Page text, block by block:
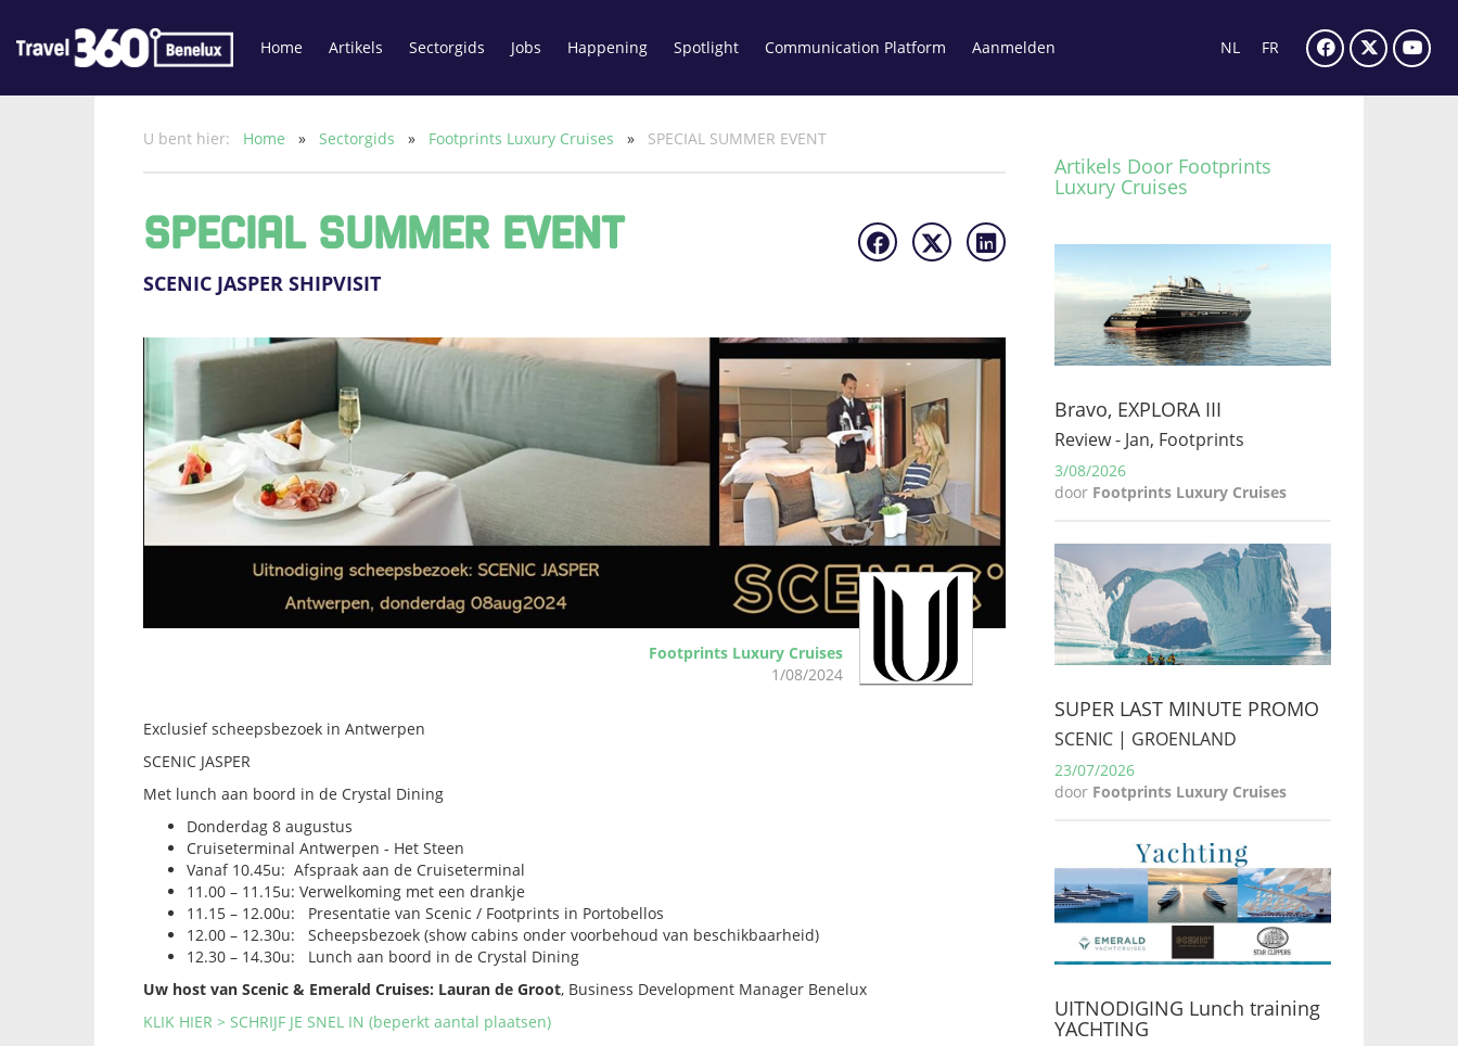
Home Artikels Sectorgids Jobs Happening Spotlight Communication Platform Aanmelden NL FR
U bent hier: Home » Sectorgids » Footprints Luxury Cruises » SPECIAL SUMMER EVENT
SPECIAL SUMMER EVENT
SCENIC JASPER SHIPVISIT
Footprints Luxury Cruises
1/08/2024
Exclusief scheepsbezoek in Antwerpen
SCENIC JASPER
Met lunch aan boord in de Crystal Dining
Donderdag 8 augustus
Cruiseterminal Antwerpen - Het Steen
Vanaf 10.45u: Afspraak aan de Cruiseterminal
11.00 – 11.15u: Verwelkoming met een drankje
11.15 – 12.00u:
Presentatie van Scenic / Footprints in Portobellos
12.00 – 12.30u:
Scheepsbezoek (show cabins onder voorbehoud van beschikbaarheid)
12.30 – 14.30u:
Lunch aan boord in de Crystal Dining
Uw host van Scenic & Emerald Cruises: Lauran de Groot, Business Development Manager Benelux
KLIK HIER > SCHRIJF JE SNEL IN (beperkt aantal plaatsen)
Artikels Door Footprints
Luxury Cruises
Bravo, EXPLORA III
Review - Jan, Footprints
3/08/2026
door Footprints Luxury Cruises
SUPER LAST MINUTE PROMO
SCENIC | GROENLAND
23/07/2026
door Footprints Luxury Cruises
UITNODIGING Lunch training
YACHTING